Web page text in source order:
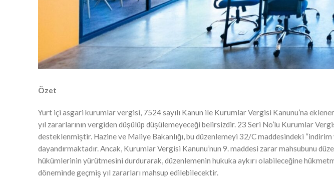
Özet
Yurt içi asgari kurumlar vergisi, 7524 sayılı Kanun ile Kurumlar Vergisi Kanunu’na
yıl zararlarının vergiden düşülüp düşülemeyeceği belirsizdir. 23 Seri No’lu Kurumlar
desteklenmiştir. Hazine ve Maliye Bakanlığı, bu düzenlemeyi 32/C maddesindeki
dayandırmaktadır. Ancak, Kurumlar Vergisi Kanunu’nun 9. maddesi zarar mahsubunu
hükümlerinin yürütmesini durdurarak, düzenlemenin hukuka aykırı olabileceğine
döneminde geçmiş yıl zararları mahsup edilebilecektir.